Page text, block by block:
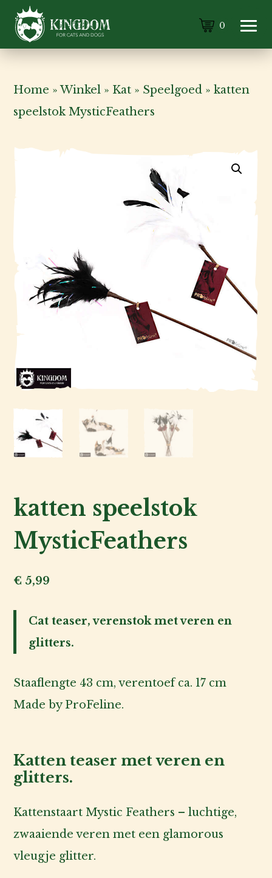
Hond
Voor
fokker
Voor
Over
ons
Account
0
Home »Winkel » Kat » Speelgoed »katten
speelstok MysticFeathers
katten speelstok
MysticFeathers
€ 5,99
Cat teaser, verenstok met veren en
glitters.
Staaflengte 43 cm, verentoef ca. 17 cm
Made by ProFeline.
Katten teaser met veren en
glitters.
Kattenstaart Mystic Feathers – luchtige,
zwaaiende veren met een glamorous
vleugje glitter.